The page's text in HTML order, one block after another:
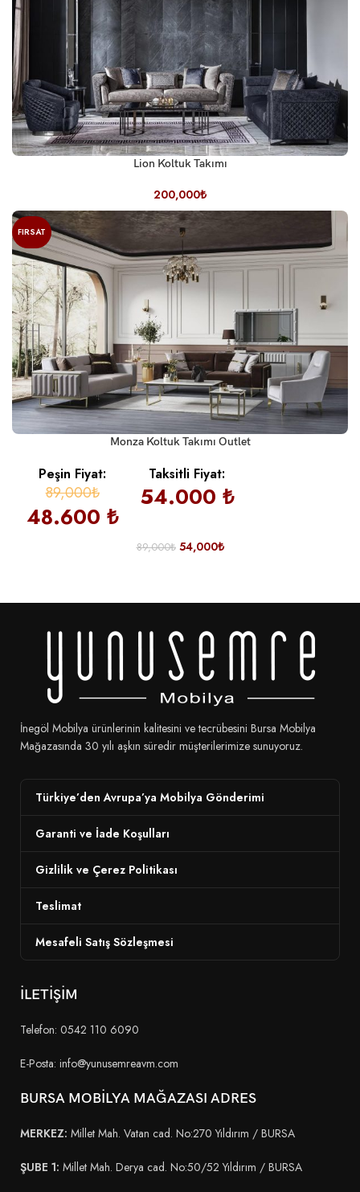
Lion Koltuk Takımı
200,000₺
FIRSAT
Monza Koltuk Takımı Outlet
Peşin Fiyat:
89,000₺
48.600 ₺
Taksitli Fiyat:
54.000 ₺
89,000₺ 54,000₺
İnegöl Mobilya ürünlerinin kalitesini ve tecrübesini Bursa Mobilya
Mağazasında 30 yılı aşkın süredir müşterilerimize sunuyoruz.
Türkiye’den Avrupa’ya Mobilya Gönderimi
Garanti ve İade Koşulları
Gizlilik ve Çerez Politikası
Teslimat
Mesafeli Satış Sözleşmesi
İLETİŞİM
Telefon: 0542 110 6090
E-Posta: info@yunusemreavm.com
BURSA MOBİLYA MAĞAZASI ADRES
MERKEZ: Millet Mah. Vatan cad. No:270 Yıldırım / BURSA
ŞUBE 1: Millet Mah. Derya cad. No:50/52 Yıldırım / BURSA